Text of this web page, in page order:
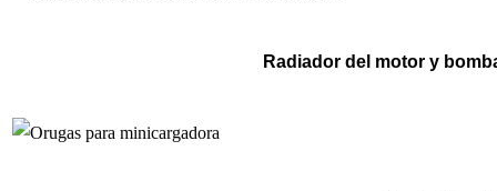
Radiador del motor y